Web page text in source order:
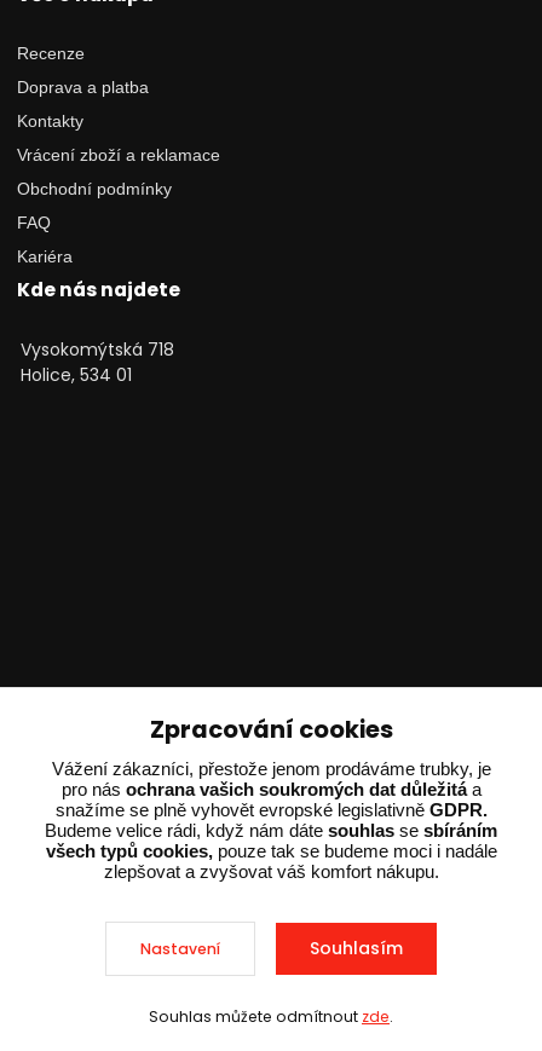
Sleva při nákupu nad 10 000 Kč
Recenze
Doprava a platba
Kontakty
Vrácení zboží a reklamace
Obchodní podmínky
FAQ
Kariéra
Kde nás najdete
Vysokomýtská 718
Holice, 534 01
Ing. Adam Dvořák
+420 602 234 254
(Po-Pá 8:00 - 15:00)
potrebujiporadit@dvorak-karlik.cz
2025 © Dvorak-Karlik.cz – Všechna práva vyhrazena. Design od
Eshop-rychle.cz
Zpracování cookies
Vážení zákazníci, přestože jenom prodáváme trubky, je
pro nás ochrana vašich soukromých dat důležitáa
snažíme se plně vyhovět evropské legislativně GDPR.
Budeme velice rádi, když nám dáte souhlas se sbíráním
všech typů cookies,pouze tak se budeme moci i nadále
zlepšovat a zvyšovat váš komfort nákupu.
Nastavení Souhlasím
Souhlas můžete odmítnout zde.